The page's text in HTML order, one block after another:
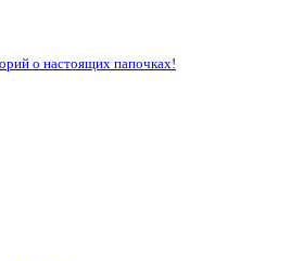
о настоящих папочках!